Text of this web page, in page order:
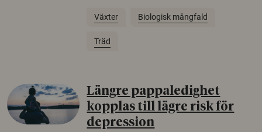
Växter Biologisk mångfald
Träd
Längre pappaledighet
kopplas till lägre risk för
depression